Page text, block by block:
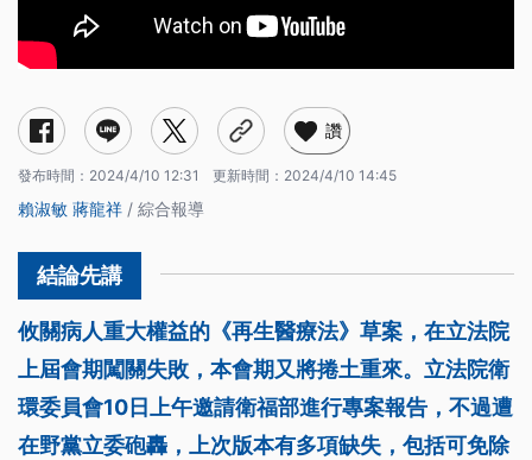
讚
發布時間： 2024/4/10 12:31 更新時間： 2024/4/10 14:45
賴淑敏 蔣龍祥 / 綜合報導
攸關病人重大權益的《再生醫療法》草案，在立法院
上屆會期闖關失敗，本會期又將捲土重來。立法院衛
環委員會10日上午邀請衛福部進行專案報告，不過遭
在野黨立委砲轟，上次版本有多項缺失，包括可免除